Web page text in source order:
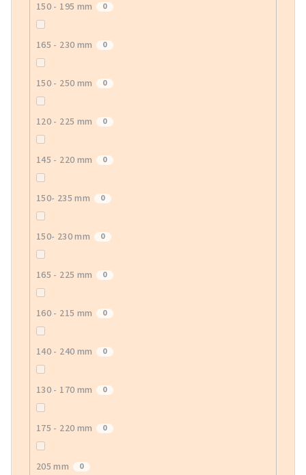
150 - 195 mm 0
165 - 230 mm 0
150 - 250 mm 0
120 - 225 mm 0
145 - 220 mm 0
150- 235 mm 0
150- 230 mm 0
165 - 225 mm 0
160 - 215 mm 0
140 - 240 mm 0
130 - 170 mm 0
175 - 220 mm 0
205 mm 0